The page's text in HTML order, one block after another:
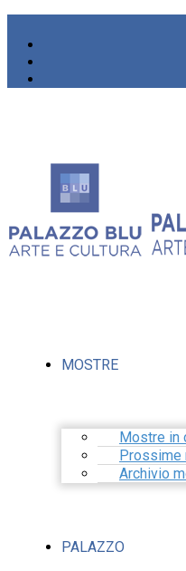
MOSTRE
Mostre in
Prossime
Archivio
PALAZZO